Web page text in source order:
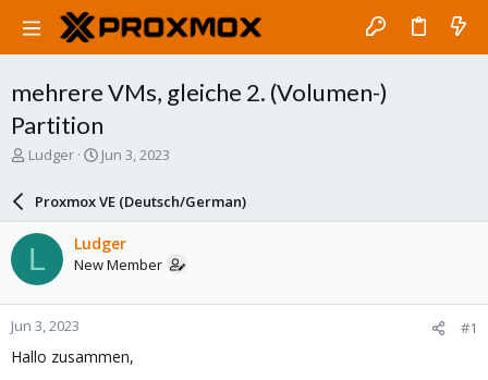
mehrere VMs, gleiche 2. (Volumen-)
Partition
T
a
d
s
t
a
r
t
e
Ludger
S
a
r
d
a
e
Jun 3, 2023
Proxmox VE (Deutsch/German)
L Ludger
New Member
Jun 3, 2023 #1
Hallo zusammen,